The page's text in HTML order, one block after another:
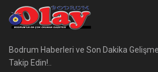
Bodrum Haberleri ve Son Dakika
Takip Edin!..